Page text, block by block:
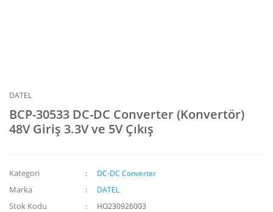
DATEL
BCP-30533 DC-DC Converter (Konvertör)
48V Giriş 3.3V ve 5V Çıkış
Kategori DC-DC Converter
Marka DATEL
Stok Kodu HO230926003